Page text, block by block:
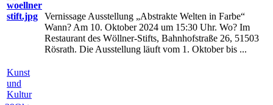
Vernissage Ausstellung „Abstrakte Welten in Farbe“
Wann? Am 10. Oktober 2024 um 15:30 Uhr. Wo? Im
Restaurant des Wöllner-Stifts, Bahnhofstraße 26, 51503
Rösrath. Die Ausstellung läuft vom 1. Oktober bis ...
Kunst
und
Kultur